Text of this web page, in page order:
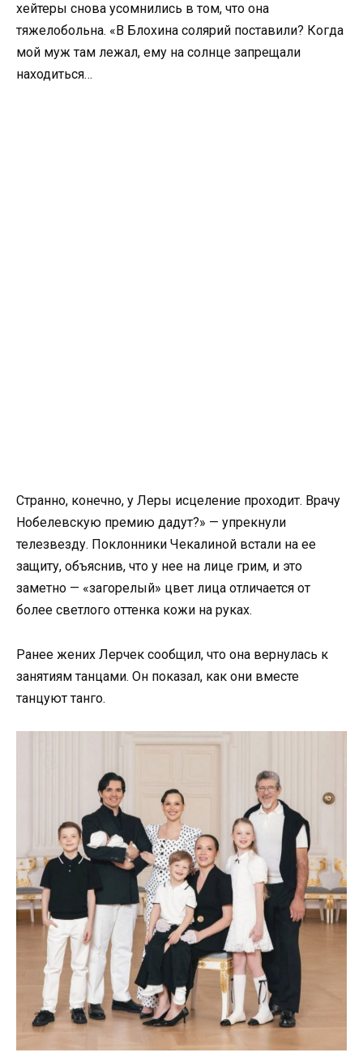
хейтеры снова усомнились в том, что она
тяжелобольна. «В Блохина солярий поставили? Когда
мой муж там лежал, ему на солнце запрещали
находиться…
Странно, конечно, у Леры исцеление проходит. Врачу
Нобелевскую премию дадут?» — упрекнули
телезвезду. Поклонники Чекалиной встали на ее
защиту, объяснив, что у нее на лице грим, и это
заметно — «загорелый» цвет лица отличается от
более светлого оттенка кожи на руках.
Ранее жених Лерчек сообщил, что она вернулась к
занятиям танцами. Он показал, как они вместе
танцуют танго.